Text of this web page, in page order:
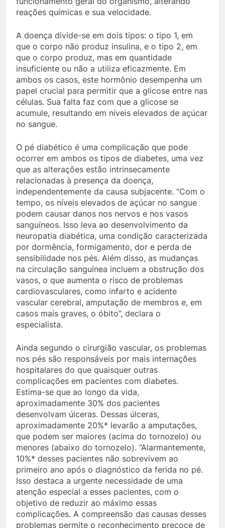
reações químicas e sua velocidade.
A doença divide-se em dois tipos: o tipo 1, em
que o corpo não produz insulina, e o tipo 2, em
que o corpo produz, mas em quantidade
insuficiente ou não a utiliza eficazmente. Em
ambos os casos, este hormônio desempenha um
papel crucial para permitir que a glicose entre nas
células. Sua falta faz com que a glicose se
acumule, resultando em níveis elevados de açúcar
no sangue.
O pé diabético é uma complicação que pode
ocorrer em ambos os tipos de diabetes, uma vez
que as alterações estão intrinsecamente
relacionadas à presença da doença,
independentemente da causa subjacente. “Com o
tempo, os níveis elevados de açúcar no sangue
podem causar danos nos nervos e nos vasos
sanguíneos. Isso leva ao desenvolvimento da
neuropatia diabética, uma condição caracterizada
por dormência, formigamento, dor e perda de
sensibilidade nos pés. Além disso, as mudanças
na circulação sanguínea incluem a obstrução dos
vasos, o que aumenta o risco de problemas
cardiovasculares, como infarto e acidente
vascular cerebral, amputação de membros e, em
casos mais graves, o óbito”, declara o
especialista.
Ainda segundo o cirurgião vascular, os problemas
nos pés são responsáveis por mais internações
hospitalares do que quaisquer outras
complicações em pacientes com diabetes.
Estima-se que ao longo da vida,
aproximadamente 30% dos pacientes
desenvolvam úlceras. Dessas úlceras,
aproximadamente 20%* levarão a amputações,
que podem ser maiores (acima do tornozelo) ou
menores (abaixo do tornozelo). “Alarmantemente,
10%* desses pacientes não sobrevivem ao
primeiro ano após o diagnóstico da ferida no pé.
Isso destaca a urgente necessidade de uma
atenção especial a esses pacientes, com o
objetivo de reduzir ao máximo essas
complicações. A compreensão das causas desses
problemas permite o reconhecimento precoce de